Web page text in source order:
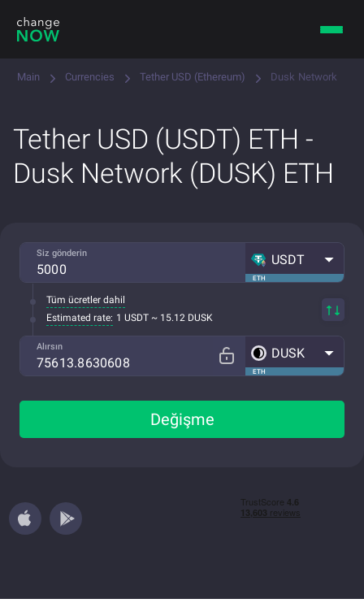
Main Currencies Tether USD (Ethereum) Dusk Network
Tether USD (USDT) ETH -
Dusk Network (DUSK) ETH
Siz gönderin
ETH
USDT
Tüm ücretler dahil
Estimated rate: 1 USDT ~ 15.12 DUSK
Alırsın
ETH
DUSK
Değişme